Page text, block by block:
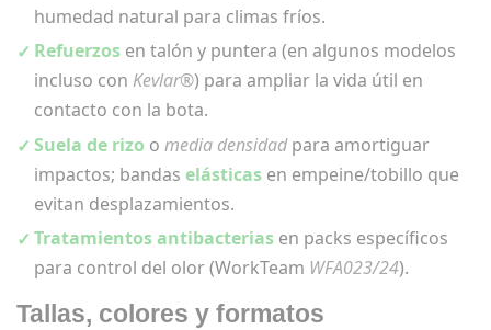
humedad natural para climas fríos.
Refuerzos en talón y puntera (en algunos modelos
incluso con Kevlar®) para ampliar la vida útil en
contacto con la bota.
Suela de rizo o media densidadpara amortiguar
impactos; bandas elásticas en empeine/tobillo que
evitan desplazamientos.
Tratamientos antibacterias en packs específicos
para control del olor (WorkTeam WFA023/24).
Tallas, colores y formatos